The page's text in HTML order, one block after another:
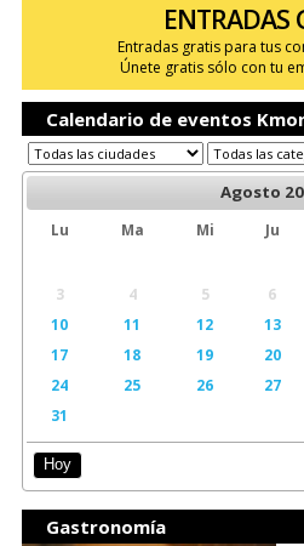
ENTRADAS
Entradas gratis para tus
Únete gratis sólo con tu
Calendario de eventos
Agosto
Lu Ma Mi Ju
3
4 5 6
10
11 12 13
17
18 19 20
24
25 26 27
31
Hoy
Gastronomía